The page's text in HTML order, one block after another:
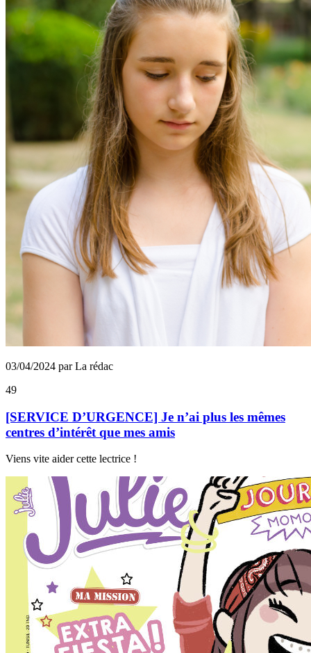
03/04/2024 par La rédac
49
[SERVICE D’URGENCE] Je n’ai plus les mêmes
centres d’intérêt que mes amis
Viens vite aider cette lectrice !